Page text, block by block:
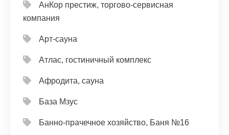
АнКор престиж, торгово-сервисная
компания
Арт-сауна
Атлас, гостиничный комплекс
Афродита, сауна
База Мзус
Банно-прачечное хозяйство, Баня №16